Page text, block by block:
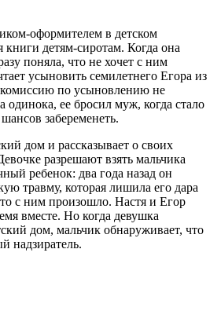
оформителем в детском
книги детям-сиротам. Когда она
поняла, что не хочет с ним
усыновить семилетнего Егора из
комиссию по усыновлению не
одинока, ее бросил муж, когда стало
забеременеть.
дом и рассказывает о своих
разрешают взять мальчика
ребенок: два года назад он
травму, которая лишила его дара
с ним произошло. Настя и Егор
вместе. Но когда девушка
дом, мальчик обнаруживает, что
надзиратель.